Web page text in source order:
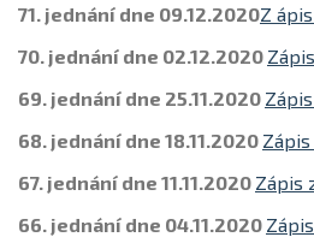
71. jednání dne 09.12.2020Z
70. jednání dne 02.12.2020
69. jednání dne 25.11.2020
68. jednání dne 18.11.2020
67. jednání dne 11.11.2020 Zápis
66. jednání dne 04.11.2020